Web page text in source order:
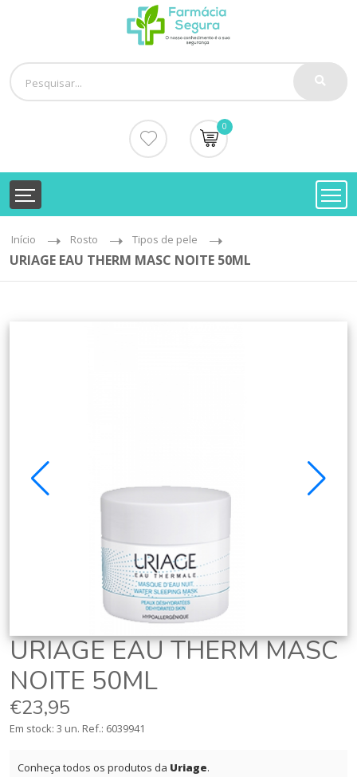
0
Início Rosto Tipos de pele
URIAGE EAU THERM MASC NOITE 50ML
URIAGE EAU THERM MASC
NOITE 50ML
€23,95
Em stock: 3 un. Ref.: 6039941
Conheça todos os produtos da Uriage.